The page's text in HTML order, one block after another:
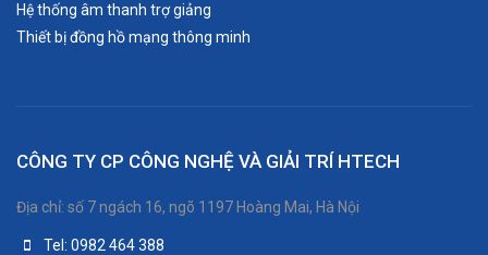
Hệ thống âm thanh trợ giảng
Thiết bị đồng hồ mạng thông minh
CÔNG TY CP CÔNG NGHỆ VÀ GIẢI TRÍ HTECH
Địa chỉ: số 7 ngách 16, ngõ 1197 Hoàng Mai, Hà Nội
Tel: 0982 464 388